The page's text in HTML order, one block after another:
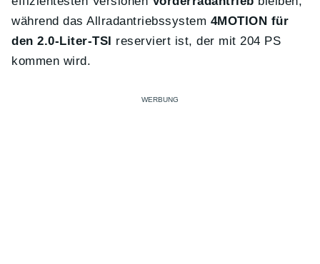
während das Allradantriebssystem 4MOTION für
den 2.0-Liter-TSI
reserviert ist, der mit 204 PS
kommen wird.